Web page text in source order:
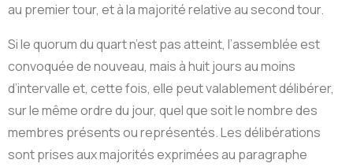
au premier tour, et à la majorité relative au second tour.
Si le quorum du quart n’est pas atteint, l’assemblée est
convoquée de nouveau, mais à huit jours au moins
d’intervalle et, cette fois, elle peut valablement délibérer,
sur le même ordre du jour, quel que soit le nombre des
membres présents ou représentés. Les délibérations
sont prises aux majorités exprimées au paragraphe